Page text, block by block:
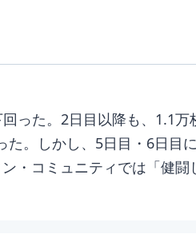
回った。2日目以降も、
。しかし、5日目・6日
コミュニティでは「健闘